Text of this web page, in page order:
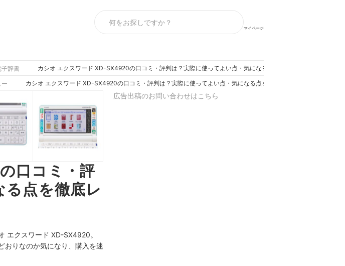
マイページ
子辞書 カシオ エクスワード XD-SX4920の口コミ・評判は？実際に使ってよい点・気になる点を徹底レビュー！
カシオ エクスワード XD-SX4920の口コミ・評判は？実際に使ってよい点・気になる点を徹底レビュー！
口コミ・評
点を徹底レ
エクスワード XD-SX4920。
りなのか気になり、 購入を迷
広告出稿のお問い合わせはこちら